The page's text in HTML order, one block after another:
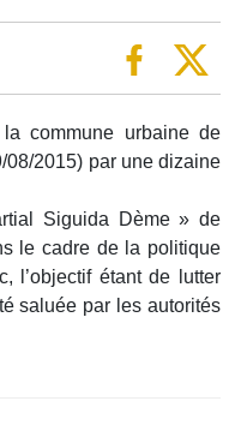
commune urbaine de
08/2015) par une dizaine
Siguida Dème » de
le cadre de la politique
l’objectif étant de lutter
saluée par les autorités